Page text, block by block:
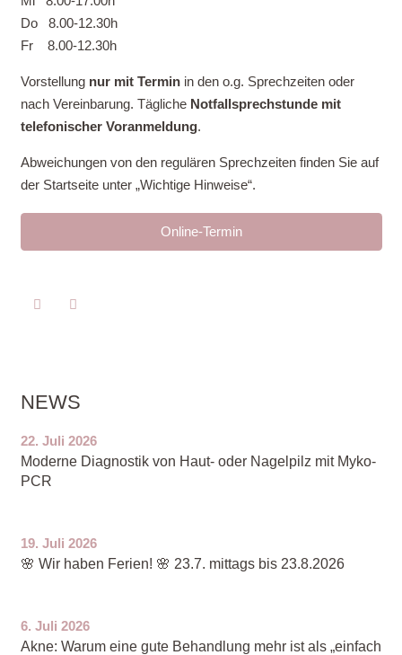
Do 8.00-12.30h
Fr 8.00-12.30h
Vorstellung nur mit Terminin den o.g. Sprechzeiten oder
nach Vereinbarung. Tägliche Notfallsprechstunde mit
telefonischer Voranmeldung.
Abweichungen von den regulären Sprechzeiten finden Sie auf
der Startseite unter „Wichtige Hinweise“.
Online-Termin
NEWS
22. Juli 2026
Moderne Diagnostik von Haut- oder Nagelpilz mit Myko-
PCR
19. Juli 2026
🌸 Wir haben Ferien! 🌸 23.7. mittags bis 23.8.2026
6. Juli 2026
Akne: Warum eine gute Behandlung mehr ist als „einfach